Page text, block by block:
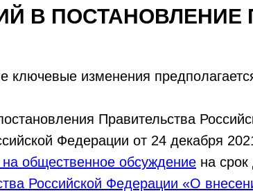
В ПОСТАНОВЛЕНИЕ
ключевые изменения
Правительства
Федерации от 24 декабря
общественное обсуждение на
Российской Федерации «О